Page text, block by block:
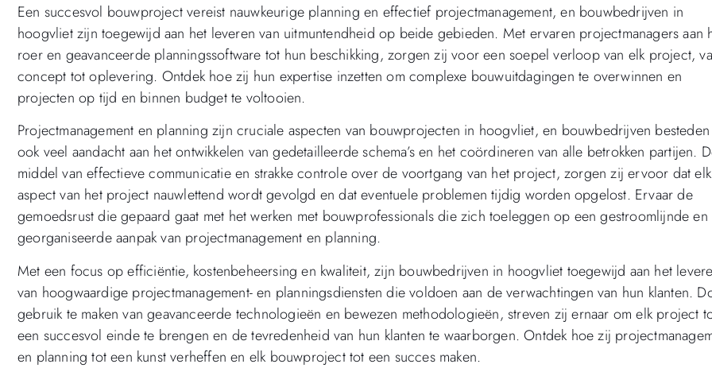
Een succesvol bouwproject vereist nauwkeurige planning en effectief projectmanagement, en bouwbedrijven in
hoogvliet zijn toegewijd aan het leveren van uitmuntendheid op beide gebieden. Met ervaren projectmanagers aan
roer en geavanceerde planningssoftware tot hun beschikking, zorgen zij voor een soepel verloop van elk project,
concept tot oplevering. Ontdek hoe zij hun expertise inzetten om complexe bouwuitdagingen te overwinnen en
projecten op tijd en binnen budget te voltooien.
Projectmanagement en planning zijn cruciale aspecten van bouwprojecten in hoogvliet, en bouwbedrijven
ook veel aandacht aan het ontwikkelen van gedetailleerde schema’s en het coördineren van alle betrokken partijen.
middel van effectieve communicatie en strakke controle over de voortgang van het project, zorgen zij ervoor dat elk
aspect van het project nauwlettend wordt gevolgd en dat eventuele problemen tijdig worden opgelost. Ervaar de
gemoedsrust die gepaard gaat met het werken met bouwprofessionals die zich toeleggen op een gestroomlijnde en
georganiseerde aanpak van projectmanagement en planning.
Met een focus op efficiëntie, kostenbeheersing en kwaliteit, zijn bouwbedrijven in hoogvliet toegewijd aan het
van hoogwaardige projectmanagement- en planningsdiensten die voldoen aan de verwachtingen van hun klanten.
gebruik te maken van geavanceerde technologieën en bewezen methodologieën, streven zij ernaar om elk project
een succesvol einde te brengen en de tevredenheid van hun klanten te waarborgen. Ontdek hoe zij
en planning tot een kunst verheffen en elk bouwproject tot een succes maken.